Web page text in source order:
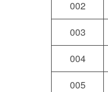
002
003
004
005